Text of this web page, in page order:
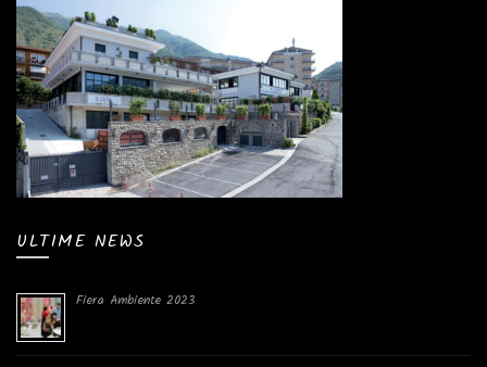
ULTIME NEWS
Fiera Ambiente 2023